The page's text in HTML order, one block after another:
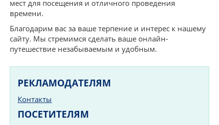
мест для посещения и отличного проведения
времени.
Благодарим вас за ваше терпение и интерес к нашему
сайту. Мы стремимся сделать ваше онлайн-
путешествие незабываемым и удобным.
РЕКЛАМОДАТЕЛЯМ
Контакты
ПОСЕТИТЕЛЯМ